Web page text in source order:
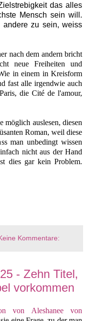
das alles
Mensch sein will.
zu sein, weiss
nach dem andern bricht
neue Freiheiten und
in einem in Kreisform
fast alle irgendwie auch
die Cité de l'amour,
möglich auslesen, diesen
Roman, weil diese
man unbedingt wissen
nicht aus der Hand
dies gar kein Problem.
Kommentare:
- Zehn Titel,
vorkommen
von Aleshanee von